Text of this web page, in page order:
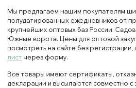
Мы предлагаем нашим покупателям
полудатированных ежедневников от
крупнейших оптовых баз России:
Южные ворота. Цены для оптовой
посмотреть на сайте без регистрации,
лист через форму.
Все товары имеют сертификаты,
декларации и высылаются совместно с